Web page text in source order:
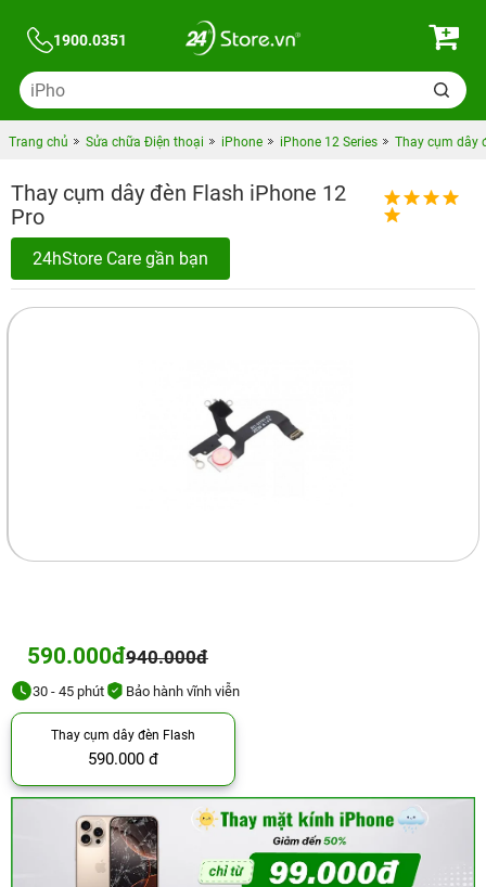
1900.0351
Trang chủ Sửa chữa Điện thoại iPhone iPhone 12 Series Thay cụm dây
Thay cụm dây đèn Flash iPhone 12
Pro
24hStore Care gần bạn
590.000đ940.000đ
30 - 45 phút Bảo hành vĩnh viễn
Thay cụm dây đèn Flash
590.000 đ